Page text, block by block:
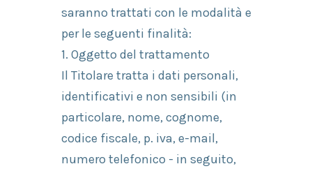
saranno trattati con le modalità e
per le seguenti finalità:
1. Oggetto del trattamento
Il Titolare tratta i dati personali,
identificativi e non sensibili (in
particolare, nome, cognome,
codice fiscale, p. iva, e-mail,
numero telefonico - in seguito,